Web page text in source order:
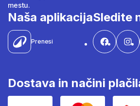
mestu.
Naša aplikacija
Prenesi
Sledite
Dostava in načini